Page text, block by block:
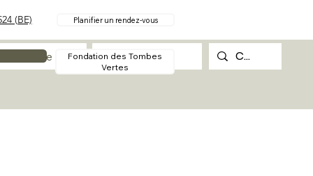
(BE) Planifier un rendez-vous
Contact
Fondation des Tombes
Vertes